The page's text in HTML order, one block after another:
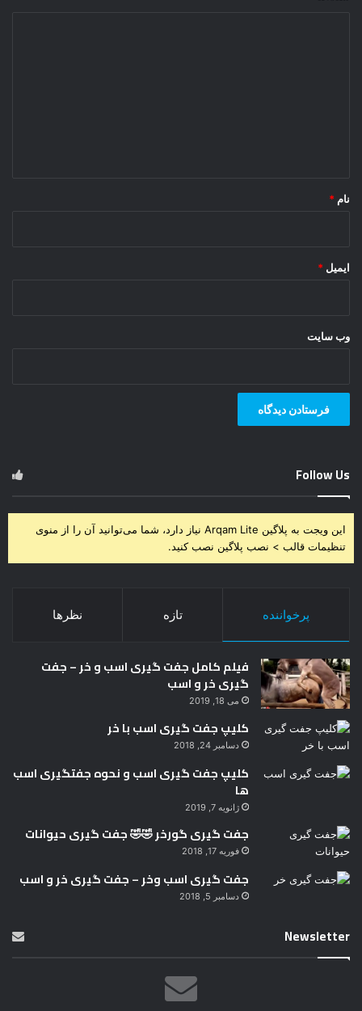
نام *
ایمیل *
وب‌ سایت
Follow Us
این ویجت به پلاگین Arqam Lite نیاز دارد، شما می‌توانید آن را از منوی
تنظیمات قالب > نصب پلاگین نصب کنید.
پرخواننده تازه نظرها
فیلم کامل جفت گیری اسب و خر – جفت
گیری خر و اسب
می 18, 2019
کلیپ جفت گیری اسب با خر
دسامبر 24, 2018
کلیپ جفت گیری اسب و نحوه جفتگیری اسب
ها
ژانویه 7, 2019
جفت گیری گورخر 🤣🤣 جفت گیری حیوانات
فوریه 17, 2018
جفت گیری اسب وخر – جفت گیری خر و اسب
دسامبر 5, 2018
Newsletter